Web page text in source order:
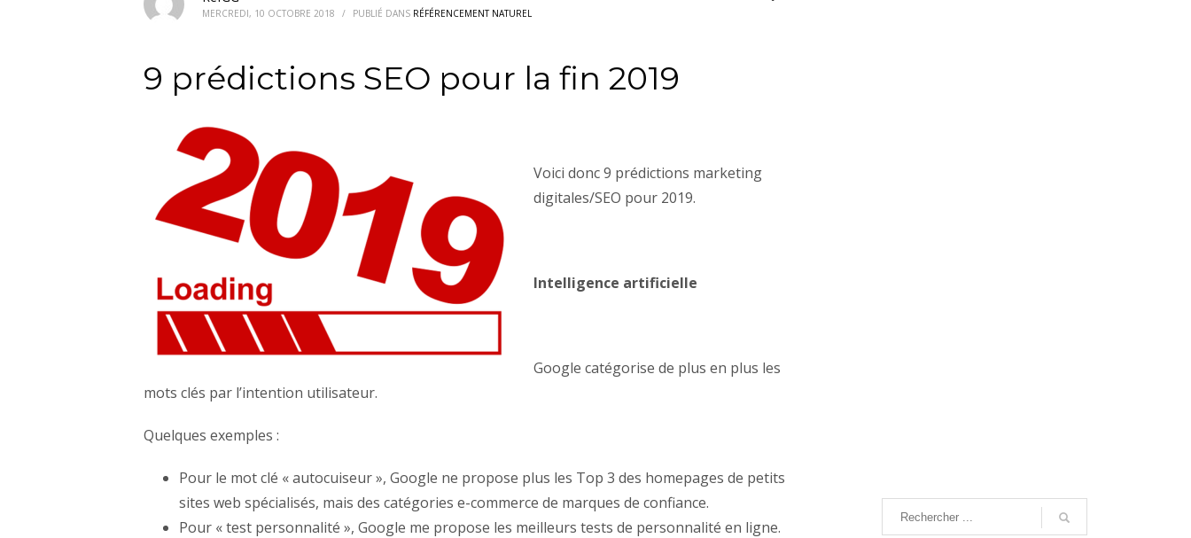
MERCREDI, 10 OCTOBRE 2018 / PUBLIÉ DANS RÉFÉRENCEMENT NATUREL
9 prédictions SEO pour la fin 2019
Voici donc 9 prédictions marketing
digitales/SEO pour 2019.
Intelligence artificielle
Google catégorise de plus en plus les
mots clés par l’intention utilisateur.
Quelques exemples :
Pour le mot clé « autocuiseur », Google ne propose plus les Top 3 des homepages de petits
sites web spécialisés, mais des catégories e-commerce de marques de confiance.
Pour « test personnalité », Google me propose les meilleurs tests de personnalité en ligne.